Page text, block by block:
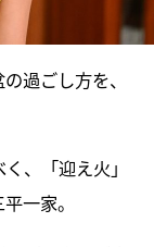
過ごし方を、
、「迎え火」
一家。